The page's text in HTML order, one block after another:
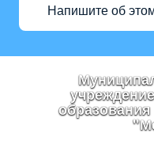
Напишите об